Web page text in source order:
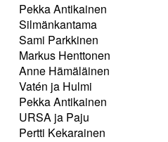
Pekka Antikainen
Silmänkantama
Sami Parkkinen
Markus Henttonen
Anne Hämäläinen
Vatén ja Hulmi
Pekka Antikainen
URSA ja Paju
Pertti Kekarainen